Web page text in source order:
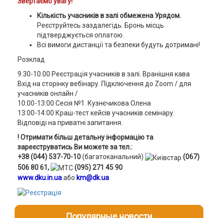
Кількість учасників в залі обмежена Урядом.
Реєструйтесь заздалегідь. Бронь місць
підтверджується оплатою.
Всі вимоги дистанції та безпеки будуть дотримані!
Розклад
9.30-10.00 Реєстрація учасників в залі. Вранішня кава
Вхід на сторінку вебінару. Підключення до Zoom / для
учасників онлайн /
10:00-13:00 Сесія №1. Кузнєчикова Олена
13:00-14:00 Краш-тест кейсів учасників семінару.
Відповіді на приватні запитання.
! Отримати більш детальну інформацію та
зареєструватись Ви можете за тел.:
+38 (044) 537-70-10(багатоканальний)
(067)
506 80 61,
(095) 271 45 90
www.dku.in.uaабо km@dk.ua